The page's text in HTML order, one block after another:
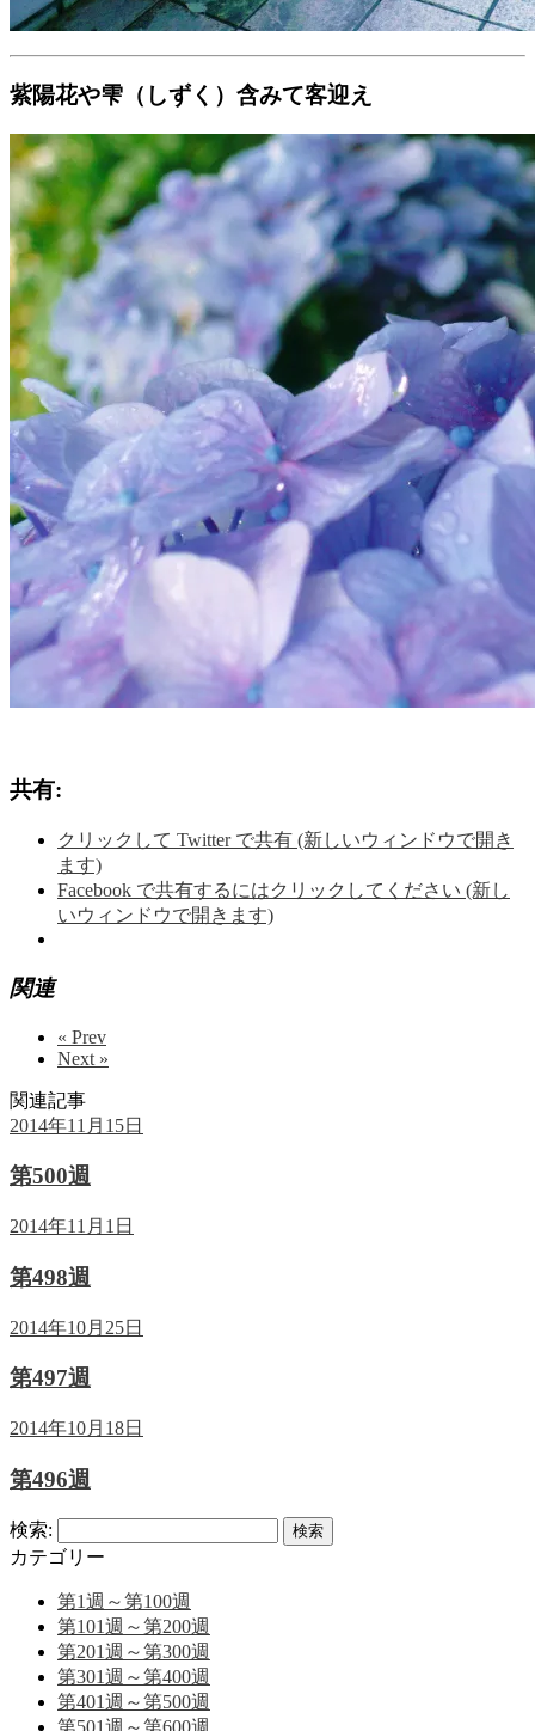
紫陽花や雫（しずく）含みて客迎え
共有:
クリックして Twitter で共有 (新しいウィンドウで開き
ます)
Facebook で共有するにはクリックしてください (新し
いウィンドウで開きます)
関連
« Prev
Next »
関連記事
2014年11月15日
第500週
2014年11月1日
第498週
2014年10月25日
第497週
2014年10月18日
第496週
検索:
カテゴリー
第1週～第100週
第101週～第200週
第201週～第300週
第301週～第400週
第401週～第500週